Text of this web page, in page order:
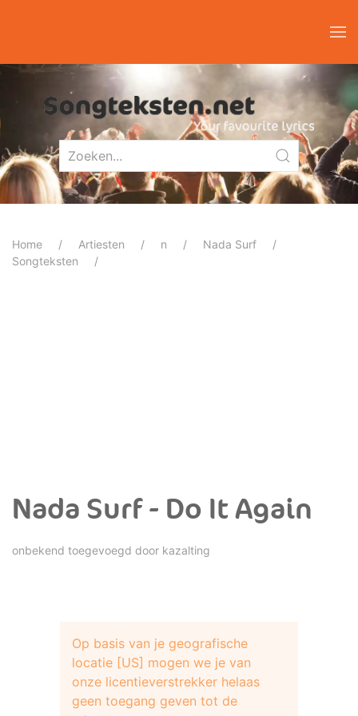
Home Artiesten n
Nada Surf
Songteksten
Nada Surf - Do It Again
onbekend toegevoegd door kazalting
Op basis van je geografische
locatie [US] mogen we je van
onze licentieverstrekker helaas
geen toegang geven tot de